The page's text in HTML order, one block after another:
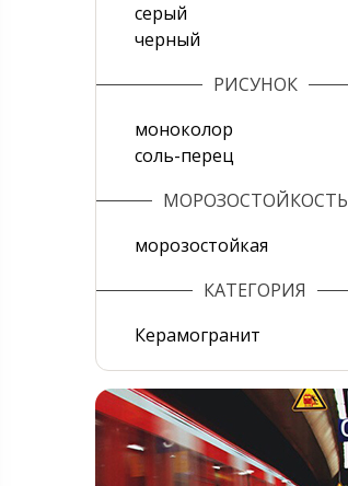
серый
черный
РИСУНОК
моноколор
соль-перец
МОРОЗОСТОЙКОСТЬ
морозостойкая
КАТЕГОРИЯ
Керамогранит